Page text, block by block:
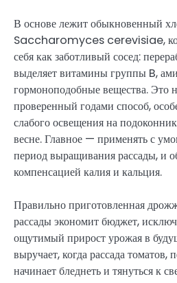
В основе лежит обыкновенный
Saccharomyces cerevisiae,
себя как заботливый сосед:
выделяет витамины группы B,
гормоноподобные вещества. Это
проверенный годами способ,
слабого освещения на
весне. Главное — применять с
период выращивания рассады, и
компенсацией калия и кальция.
Правильно приготовленная
рассады экономит бюджет,
ощутимый прирост урожая в
выручает, когда рассада томатов,
начинает бледнеть и тянуться к